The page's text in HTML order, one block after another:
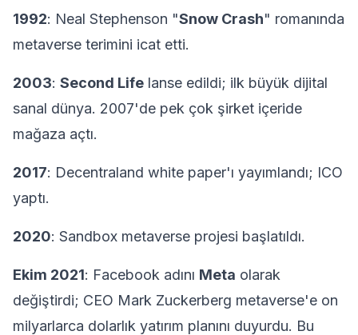
1992: Neal Stephenson "Snow Crash" romanında
metaverse terimini icat etti.
2003: Second Life lanse edildi; ilk büyük dijital
sanal dünya. 2007'de pek çok şirket içeride
mağaza açtı.
2017: Decentraland white paper'ı yayımlandı; ICO
yaptı.
2020: Sandbox metaverse projesi başlatıldı.
Ekim 2021: Facebook adını Meta olarak
değiştirdi; CEO Mark Zuckerberg metaverse'e on
milyarlarca dolarlık yatırım planını duyurdu. Bu